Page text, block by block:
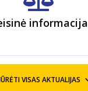
informacija
VISAS AKTUALIJAS